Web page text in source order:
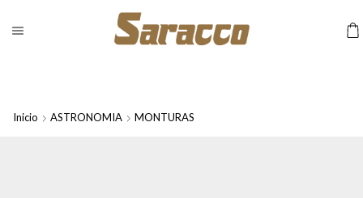
Inicio ASTRONOMIA MONTURAS